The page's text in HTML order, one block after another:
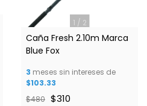
1 / 2
Caña Fresh 2.10m Marca
Blue Fox
3 meses sin intereses de
$103.33
$480 $310